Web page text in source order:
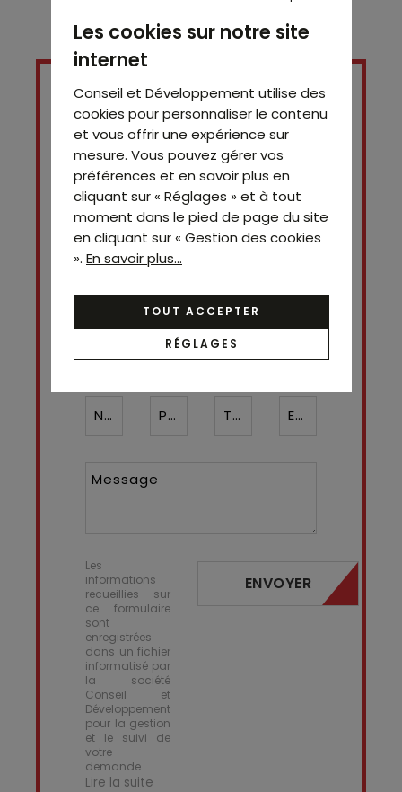
06 28 53 07 42
Nom* Prénom Téléphone ¹* Email*
Message
Les
informations
recueillies sur
ce formulaire
sont
enregistrées
dans un fichier
informatisé par
la société
Conseil et
Développement
pour la gestion
et le suivi de
votre
demande.
Lire la suite
ENVOYER
Les cookies sur notre site
internet
Conseil et Développement utilise des
cookies pour personnaliser le contenu
et vous offrir une expérience sur
mesure. Vous pouvez gérer vos
préférences et en savoir plus en
cliquant sur « Réglages » et à tout
moment dans le pied de page du site
en cliquant sur « Gestion des cookies
». En savoir plus...
TOUT ACCEPTER
RÉGLAGES